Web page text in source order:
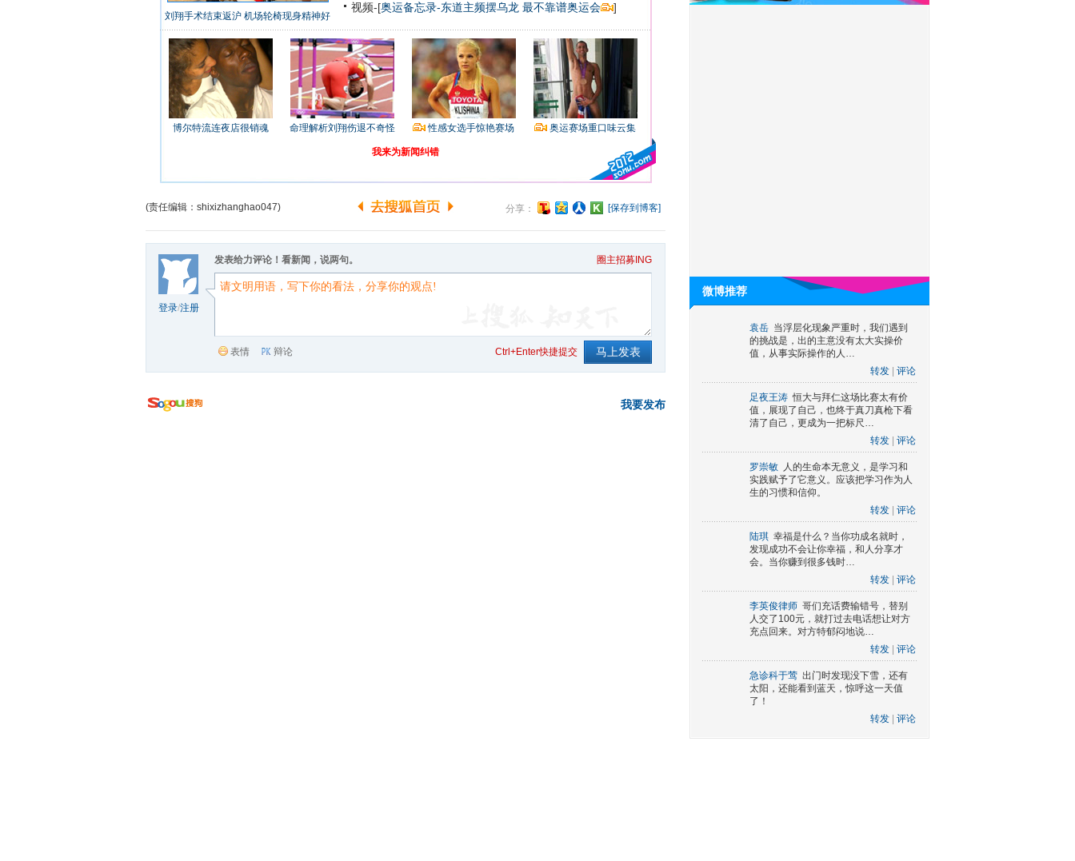
刘翔手术结束返沪 机场轮椅现身精神好
视频-[奥运备忘录-东道主频摆乌龙 最不靠谱奥运会 ]
博尔特流连夜店很销魂 命理解析刘翔伤退不奇怪 性感女选手惊艳赛场 奥运赛场重口味云集
我来为新闻纠错
(责任编辑：shixizhanghao047) 分享： [保存到博客]
登录/注册
发表给力评论！看新闻，说两句。 圈主招募ING
表情 辩论 Ctrl+Enter快捷提交
我要发布
微博推荐
袁岳 当浮层化现象严重时，我们遇到
的挑战是，出的主意没有太大实操价
值，从事实际操作的人…
转发
评论
足夜王涛 恒大与拜仁这场比赛太有价
值，展现了自己，也终于真刀真枪下看
清了自己，更成为一把标尺…
转发
评论
罗崇敏 人的生命本无意义，是学习和
实践赋予了它意义。应该把学习作为人
生的习惯和信仰。
转发
评论
陆琪 幸福是什么？当你功成名就时，
发现成功不会让你幸福，和人分享才
会。当你赚到很多钱时…
转发
评论
李英俊律师 哥们充话费输错号，替别
人交了100元，就打过去电话想让对方
充点回来。对方特郁闷地说…
转发
评论
急诊科于莺 出门时发现没下雪，还有
太阳，还能看到蓝天，惊呼这一天值
了！
转发
评论